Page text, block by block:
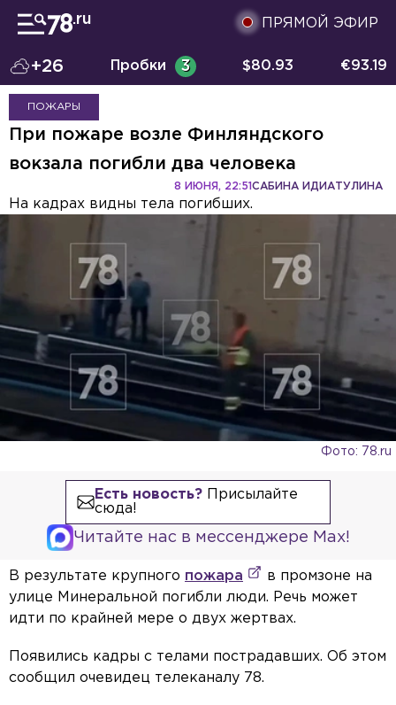
ПРЯМОЙ ЭФИР
+26 Пробки 3 $80.93 €93.19
ПОЖАРЫ
При пожаре возле Финляндского
вокзала погибли два человека
САБИНА ИДИАТУЛИНА
8 ИЮНЯ, 22:51
На кадрах видны тела погибших.
Фото: 78.ru
Есть новость?Присылайте
сюда!
Читайте нас в мессенджере Max!
В результате крупного пожара
в промзоне на
улице Минеральной погибли люди. Речь может
идти по крайней мере о двух жертвах.
Появились кадры с телами пострадавших. Об этом
сообщил очевидец телеканалу 78.